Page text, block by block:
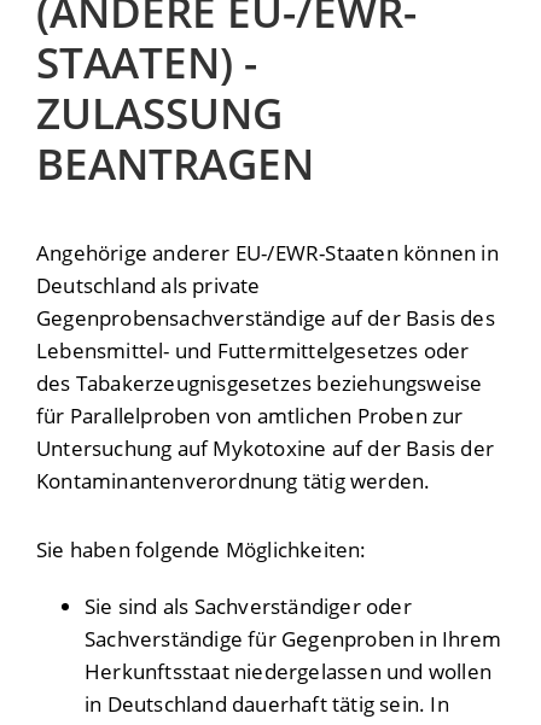
STAATEN) -
ZULASSUNG
BEANTRAGEN
Angehörige anderer EU-/EWR-Staaten können in
Deutschland als private
Gegenprobensachverständige auf der Basis des
Lebensmittel- und Futtermittelgesetzes oder
des Tabakerzeugnisgesetzes beziehungsweise
für Parallelproben von amtlichen Proben zur
Untersuchung auf Mykotoxine auf der Basis der
Kontaminantenverordnung tätig werden.
Sie haben folgende Möglichkeiten:
Sie sind als Sachverständiger oder
Sachverständige für Gegenproben in Ihrem
Herkunftsstaat niedergelassen und wollen
in Deutschland dauerhaft tätig sein. In